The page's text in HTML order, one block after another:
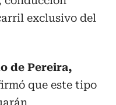
exclusivo del
de Pereira,
que este tipo